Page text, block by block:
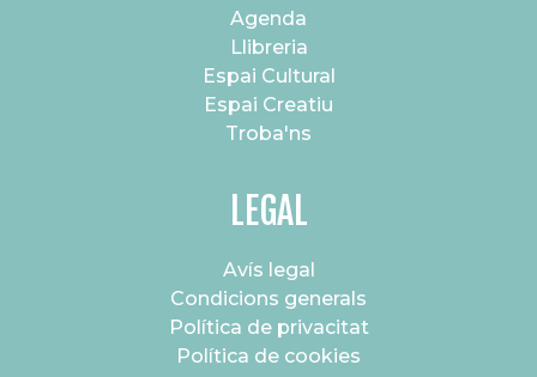
Agenda
Llibreria
Espai Cultural
Espai Creatiu
Troba'ns
LEGAL
Avís legal
Condicions generals
Política de privacitat
Política de cookies